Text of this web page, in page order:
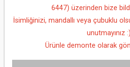
6447) üzerinden bize
İsimliğinizi, mandallı veya çubuklu
unutmayınız :)
Ürünle demonte olarak